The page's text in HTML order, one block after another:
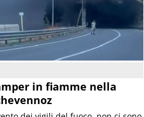
in fiamme nella